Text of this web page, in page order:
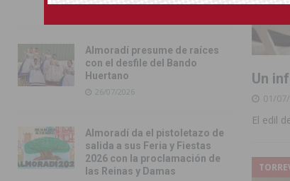
Un
01/
El edil
Almoradí presume de raíces
con el desfile del Bando
Huertano
26/07/2026
Almoradí da el pistoletazo de
salida a sus Feria y Fiestas
2026 con la proclamación de
las Reinas y Damas